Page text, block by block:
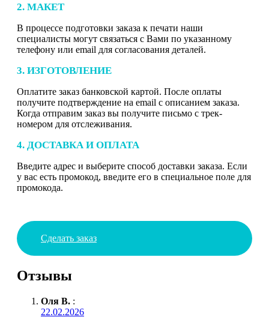
2. МАКЕТ
В процессе подготовки заказа к печати наши
специалисты могут связаться с Вами по указанному
телефону или email для согласования деталей.
3. ИЗГОТОВЛЕНИЕ
Оплатите заказ банковской картой. После оплаты
получите подтверждение на email с описанием заказа.
Когда отправим заказ вы получите письмо с трек-
номером для отслеживания.
4. ДОСТАВКА И ОПЛАТА
Введите адрес и выберите способ доставки заказа. Если
у вас есть промокод, введите его в специальное поле для
промокода.
Сделать заказ
Отзывы
Оля В. :
22.02.2026